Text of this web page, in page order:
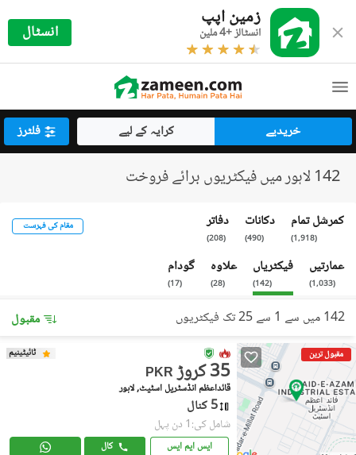
زمین اپپ
انسٹالز +4 ملین انسٹال
خریدیے کرایہ کے لیے فلٹرز
142 لاہور میں فیکٹریوں برائے فروخت
کمرشل تمام
(
1,918
)
دکانات
(
490
)
دفاتر
(
208
)
عمارتیں
(
1,033
)
فیکٹریاں
(
142
)
علاوہ
(
28
)
گودام
(
17
)
مقام کی فہرست
142 میں سے 1 سے 25 تک فیکٹریوں مقبول
مقبول ترین ٹائیٹینیم
PKR 35 کروڑ
قائداعظم انڈسٹریل اسٹیٹ, لاہور
5 کنال
شامل کی:1 دن پہل
ایس ایم ایس کال